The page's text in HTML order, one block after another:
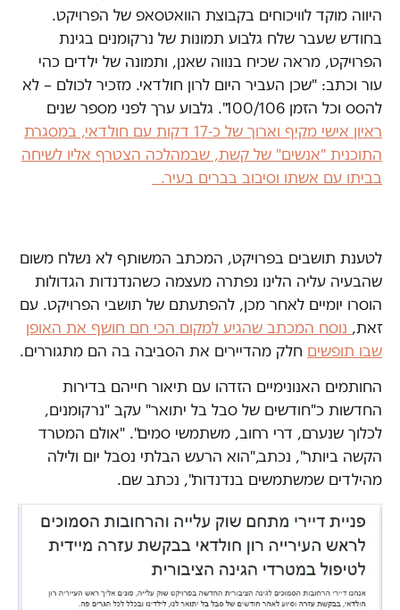
היווה מוקד לוויכוחים בקבוצת הוואטסאפ של הפרויקט.
בחודש שעבר שלח גלבוע תמונות של נרקומנים בגינת
הפרויקט, מראה שכיח בנווה שאנן, ותמונה של ילדים כהי
עור וכתב: "שכן העביר היום לרון חולדאי. מזכיר לכולם – לא
להסס וכל הזמן 100/106". גלבוע ערך לפני מספר שנים
ראיון אישי מקיף וארוך של כ-17 דקות עם חולדאי, במסגרת
התוכנית "אנשים" של קשת, שבמהלכה הצטרף אליו לשיחה
בביתו עם אשתו וסיבוב בברים בעיר.
לטענת תושבים בפרויקט, המכתב המשותף לא נשלח משום
שהבעיה עליה הלינו נפתרה מעצמה כשהנדנדות הגדולות
הוסרו יומיים לאחר מכן, להפתעתם של תושבי הפרויקט. עם
זאת, נוסח המכתב שהגיע למקום הכי חם חושף את האופן
שבו תופשים חלק מהדיירים את הסביבה בה הם מתגוררים.
החותמים האנונימיים הזדהו עם תיאור חייהם בדירות
החדשות כ"חודשים של סבל בל יתואר" עקב "נרקומנים,
לכלוך שנערם, דרי רחוב, משתמשי סמים". "אולם המטרד
הקשה ביותר", נכתב,"הוא הרעש הבלתי נסבל יום ולילה
מהילדים שמשתמשים בנדנדות", נכתב שם.